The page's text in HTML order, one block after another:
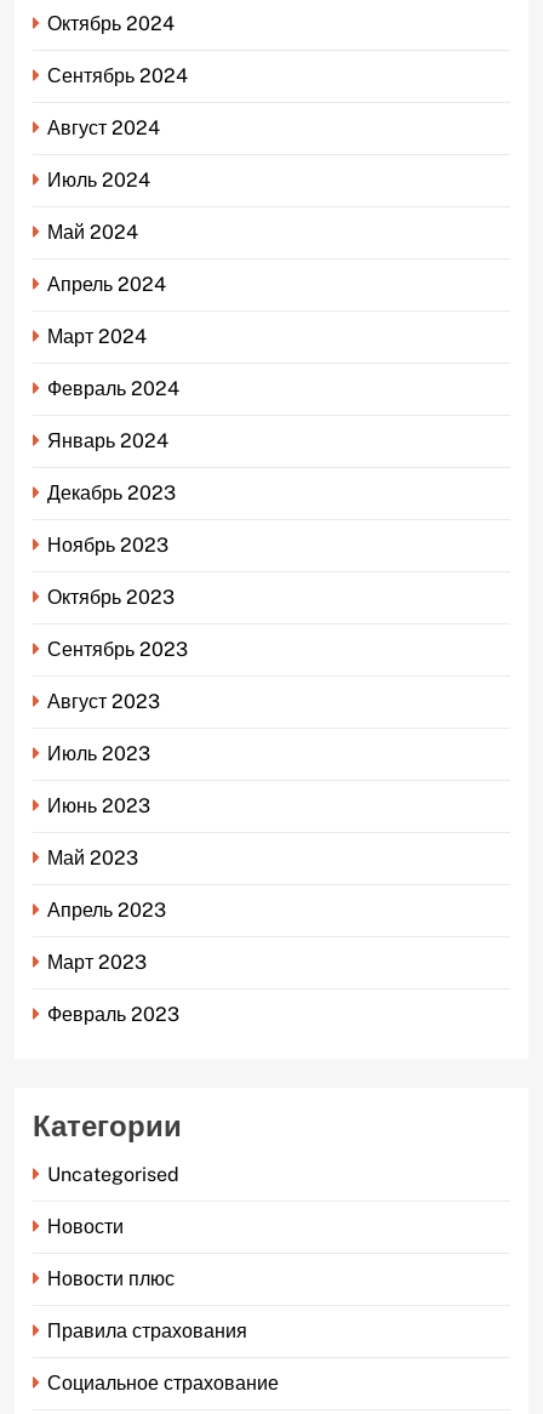
Октябрь 2024
Сентябрь 2024
Август 2024
Июль 2024
Май 2024
Апрель 2024
Март 2024
Февраль 2024
Январь 2024
Декабрь 2023
Ноябрь 2023
Октябрь 2023
Сентябрь 2023
Август 2023
Июль 2023
Июнь 2023
Май 2023
Апрель 2023
Март 2023
Февраль 2023
Категории
Uncategorised
Новости
Новости плюс
Правила страхования
Социальное страхование